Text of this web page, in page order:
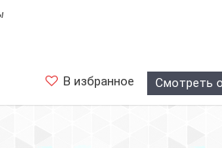
В избранное Смотреть